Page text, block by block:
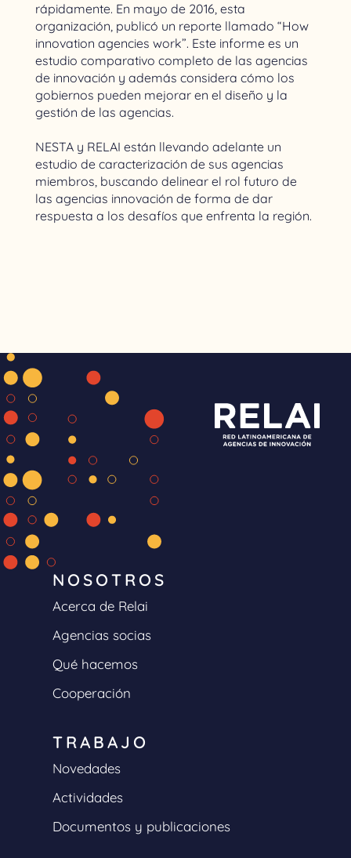
rápidamente. En mayo de 2016, esta
organización, publicó un reporte llamado “How
innovation agencies work”. Este informe es un
estudio comparativo completo de las agencias
de innovación y además considera cómo los
gobiernos pueden mejorar en el diseño y la
gestión de las agencias.
NESTA y RELAI están llevando adelante un
estudio de caracterización de sus agencias
miembros, buscando delinear el rol futuro de
las agencias innovación de forma de dar
respuesta a los desafíos que enfrenta la región.
NOSOTROS
Acerca de Relai
Agencias socias
Qué hacemos
Cooperación
TRABAJO
Novedades
Actividades
Documentos y publicaciones